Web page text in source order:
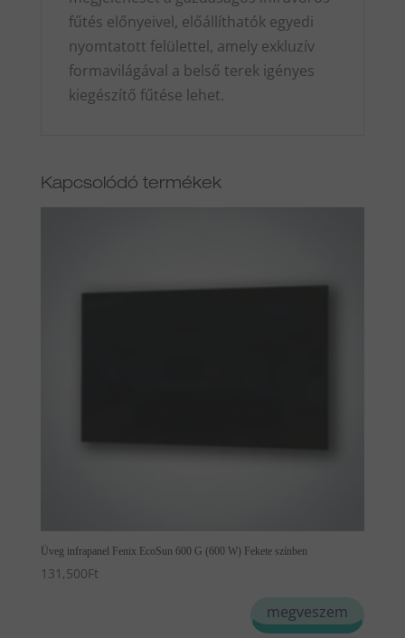
fűtés előnyeivel, előállíthatók egyedi
nyomtatott felülettel, amely exkluzív
formavilágával a belső terek igényes
kiegészítő fűtése lehet.
Kapcsolódó termékek
Üveg infrapanel Fenix EcoSun 600 G (600 W) Fekete színben
131,500Ft
megveszem